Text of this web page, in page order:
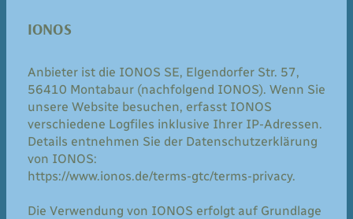
IONOS
Anbieter ist die IONOS SE, Elgendorfer Str. 57,
56410 Montabaur (nachfolgend IONOS). Wenn Sie
unsere Website besuchen, erfasst IONOS
verschiedene Logfiles inklusive Ihrer IP-Adressen.
Details entnehmen Sie der Datenschutzerklärung
von IONOS:
https://www.ionos.de/terms-gtc/terms-privacy.
Die Verwendung von IONOS erfolgt auf Grundlage